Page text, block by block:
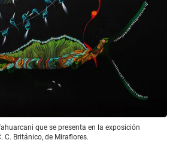
que se presenta en la exposición
C. Británico, de Miraflores.